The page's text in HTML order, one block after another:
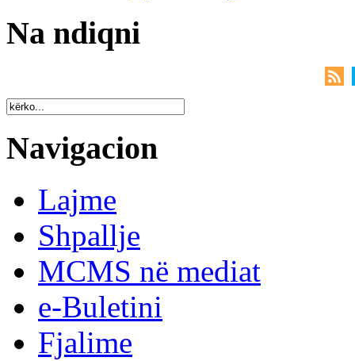
Na ndiqni
Navigacion
Lajme
Shpallje
MCMS në mediat
e-Buletini
Fjalime